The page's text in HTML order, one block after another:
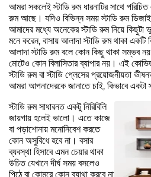
আমরা সকলেই স্টাডি রুম ধারনাটির সাথে
রুম আছে। যদিও বিভিন্ন সময় স্টাডি রুম
আমাদের মধ্যে অনেকের স্টাডি রুম নিয়ে
মনে করেন, বাসায় আলাদা স্টাডি রুম থাকা একটি
আলাদা স্টাডি রুম বলে কোন কিছু থাকা সম্ভব
মোটেও কোন বিলাসিতার ব্যাপার নয়। এই
স্টাডি রুম বা স্টাডি প্লেসের প্রয়োজনীয়তা
আমরা আপনাদেরকে জানাতে চাই, কিভাবে একটা
স্টাডি রুম সাধারনত একটু নিরিবিলি
জায়গায় হলেই ভালো। এতে কাজে
বা পড়াশোনায় মনোনিবেশ করতে
কোন অসুবিধে হবে না। বসার
ব্যবস্থা হিসাবে এমন চেয়ার থাকা
উচিত যেখানে দীর্ঘ সময় বসলেও
পিঠে বা কোমরে কোন ব্যাথা করবে না